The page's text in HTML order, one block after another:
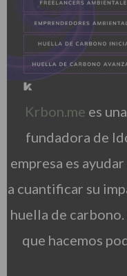
Krbon.me es
fundadora de
empresa es
a cuantificar su
huella de
que hacemos